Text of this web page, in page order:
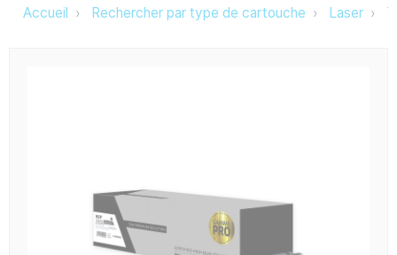
Accueil Rechercher par type de cartouche Laser